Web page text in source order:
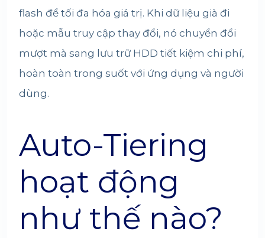
flash để tối đa hóa giá trị. Khi dữ liệu già đi
hoặc mẫu truy cập thay đổi, nó chuyển đổi
mượt mà sang lưu trữ HDD tiết kiệm chi phí,
hoàn toàn trong suốt với ứng dụng và người
dùng.
Auto-Tiering
hoạt động
như thế nào?